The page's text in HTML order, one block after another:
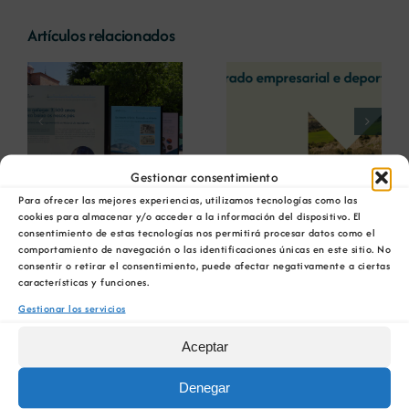
Gestionar consentimiento
Para ofrecer las mejores experiencias, utilizamos tecnologías como las
cookies para almacenar y/o acceder a la información del dispositivo. El
consentimiento de estas tecnologías nos permitirá procesar datos como el
comportamiento de navegación o las identificaciones únicas en este sitio. No
consentir o retirar el consentimiento, puede afectar negativamente a ciertas
características y funciones.
Gestionar los servicios
Aceptar
Denegar
Artículos relacionados
La COMG reúne a
dos líderes
empresarias con
motivo de su
Centenario para
debatir sobre el
futuro del rural
gallego
La OIPE y el
CRETUS
presentan las
últimas
innovaciones en
restauración
ambiental para la
minería gallega
O Instituto Nacional de
Silicose organiza coloquios
para avanzar na prevención
do Ministerio de Industria, Enerxía e Turismo e a